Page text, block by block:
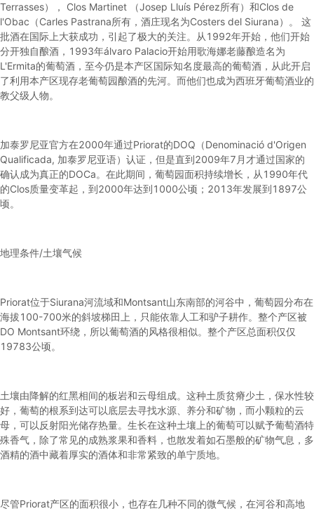
Terrasses）， Clos Martinet （Josep Lluís Pérez所有）和Clos de
l'Obac（Carles Pastrana所有，酒庄现名为Costers del Siurana）。 这
批酒在国际上大获成功，引起了极大的关注。从1992年开始，他们开始
分开独自酿酒，1993年álvaro Palacio开始用歌海娜老藤酿造名为
L'Ermita的葡萄酒，至今仍是本产区国际知名度最高的葡萄酒，从此开启
了利用本产区现存老葡萄园酿酒的先河。而他们也成为西班牙葡萄酒业的
教父级人物。
加泰罗尼亚官方在2000年通过Priorat的DOQ（Denominació d'Origen
Qualificada, 加泰罗尼亚语）认证，但是直到2009年7月才通过国家的
确认成为真正的DOCa。在此期间，葡萄园面积持续增长，从1990年代
的Clos质量变革起，到2000年达到1000公顷；2013年发展到1897公
顷。
地理条件/土壤气候
Priorat位于Siurana河流域和Montsant山东南部的河谷中，葡萄园分布在
海拔100-700米的斜坡梯田上，只能依靠人工和驴子耕作。整个产区被
DO Montsant环绕，所以葡萄酒的风格很相似。整个产区总面积仅仅
19783公顷。
土壤由降解的红黑相间的板岩和云母组成。这种土质贫瘠少土，保水性较
好，葡萄的根系到达可以底层去寻找水源、养分和矿物，而小颗粒的云
母，可以反射阳光储存热量。生长在这种土壤上的葡萄可以赋予葡萄酒特
殊香气，除了常见的成熟浆果和香料，也散发着如石墨般的矿物气息，多
酒精的酒中藏着厚实的酒体和非常紧致的单宁质地。
尽管Priorat产区的面积很小，也存在几种不同的微气候，在河谷和高地